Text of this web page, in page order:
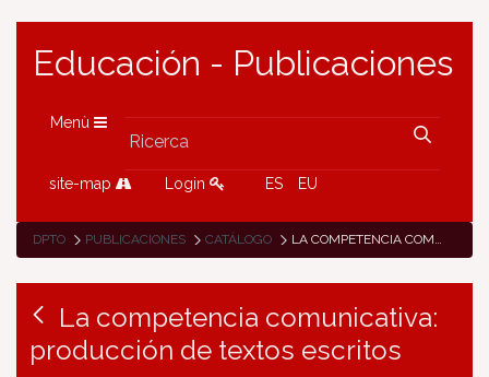
Educación - Publicaciones
Menù
site-map Login ES EU
DPTO PUBLICACIONES CATÁLOGO LA COMPETENCIA COMUNICATIVA: PRODUCCIÓN DE TEXTOS ESCRITOS
La competencia comunicativa:
producción de textos escritos